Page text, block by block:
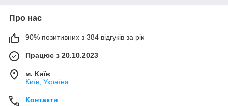
Про нас
90% позитивних з 384 відгуків за рік
Працює з 20.10.2023
м. Київ
Київ, Україна
Контакти